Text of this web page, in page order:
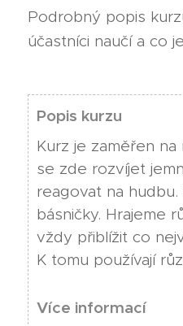
Podrobný popis
účastníci naučí a co
Popis kurzu
Kurz je zaměřen
se zde rozvíjet
reagovat na
básničky. Hrajeme
vždy přiblížit co
K tomu používají
Více informací